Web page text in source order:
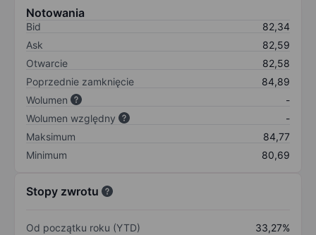
Notowania
Bid
82,34
Ask
82,59
Otwarcie
82,58
Poprzednie zamknięcie
84,89
Wolumen
-
Wolumen względny
-
Maksimum
84,77
Minimum
80,69
Stopy zwrotu
Od początku roku (YTD)
33,27%